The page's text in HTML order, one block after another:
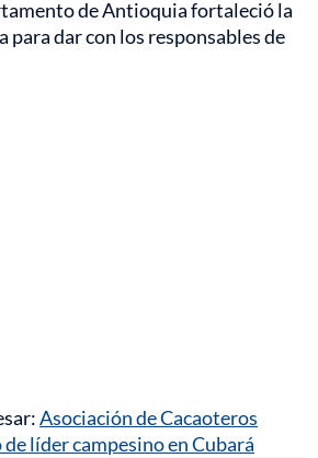
de Antioquia fortaleció la
para dar con los responsables de
Asociación de Cacaoteros
líder campesino en Cubará